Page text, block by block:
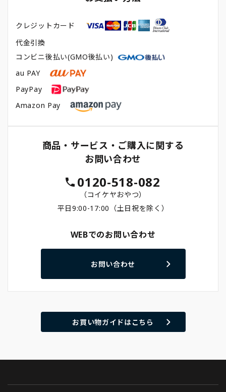
クレジットカード
代金引換
コンビニ後払い(GMO後払い)
au PAY
PayPay
Amazon Pay
商品・サービス・ご購入に関する
お問い合わせ
0120-518-082
（コイケヤおやつ）
平日9:00-17:00（土日祝を除く）
WEBでのお問い合わせ
お問い合わせ
お買い物ガイドはこちら